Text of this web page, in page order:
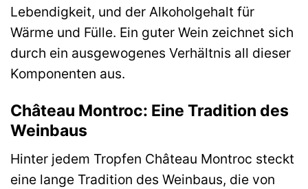
Lebendigkeit, und der Alkoholgehalt für
Wärme und Fülle. Ein guter Wein zeichnet sich
durch ein ausgewogenes Verhältnis all dieser
Komponenten aus.
Château Montroc: Eine Tradition des
Weinbaus
Hinter jedem Tropfen Château Montroc steckt
eine lange Tradition des Weinbaus, die von